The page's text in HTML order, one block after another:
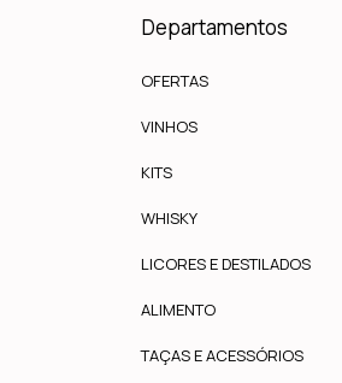
Departamentos
OFERTAS
VINHOS
KITS
WHISKY
LICORES E DESTILADOS
ALIMENTO
TAÇAS E ACESSÓRIOS